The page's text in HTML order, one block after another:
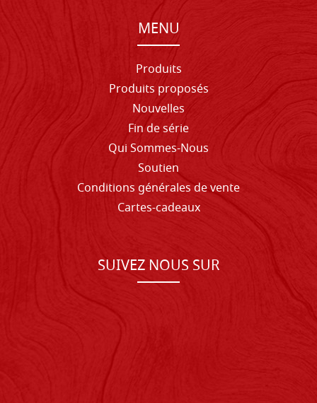
MENU
Produits
Produits proposés
Nouvelles
Fin de série
Qui Sommes-Nous
Soutien
Conditions générales de vente
Cartes-cadeaux
SUIVEZ NOUS SUR